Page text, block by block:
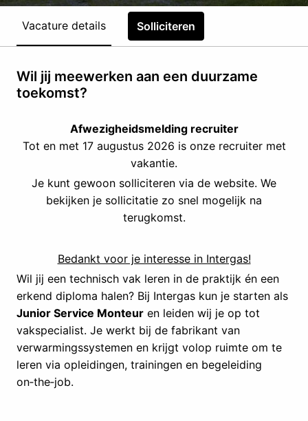
Vacature details Solliciteren
Wil jij meewerken aan een duurzame
toekomst?
Afwezigheidsmelding recruiter
Tot en met 17 augustus 2026 is onze recruiter met
vakantie.
Je kunt gewoon solliciteren via de website. We
bekijken je sollicitatie zo snel mogelijk na
terugkomst.
Bedankt voor je interesse in Intergas!
Wil jij een technisch vak leren in de praktijk én een
erkend diploma halen? Bij Intergas kun je starten als
Junior Service Monteur en leiden wij je op tot
vakspecialist. Je werkt bij de fabrikant van
verwarmingssystemen en krijgt volop ruimte om te
leren via opleidingen, trainingen en begeleiding
on‑the‑job.